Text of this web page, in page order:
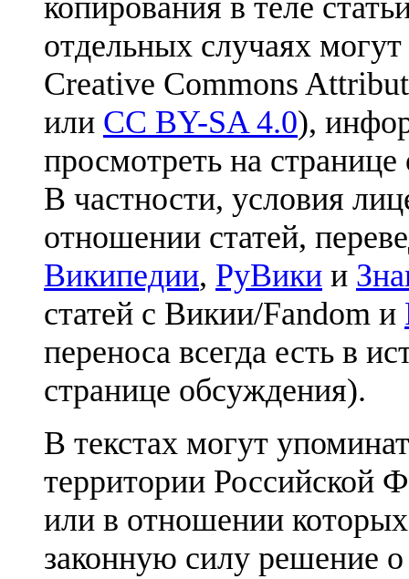
отдельных случаях
Creative Commons
или CC BY-SA 4.0),
просмотреть на
В частности, условия
отношении статей,
Википедии, РуВики и
статей с Викии/Fandom и
переноса всегда есть в
странице обсуждения).
В текстах могут
территории Российской
или в отношении
законную силу решение